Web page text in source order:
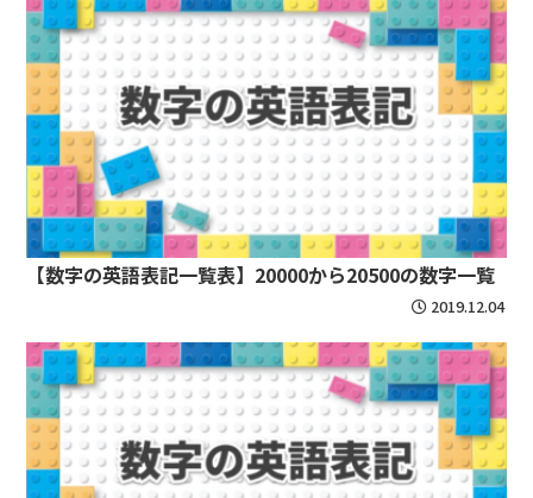
【数字の英語表記一覧表】20000から20500の数字一覧
2019.12.04